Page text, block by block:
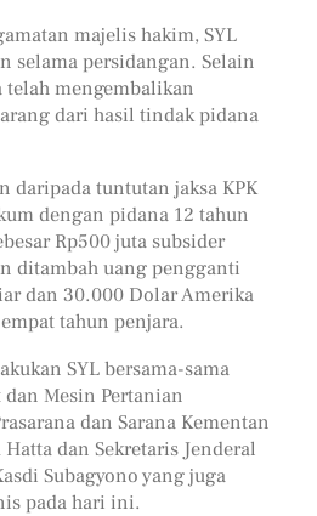
majelis hakim, SYL
selama persidangan. Selain
telah mengembalikan
dari hasil tindak pidana
tuntutan jaksa KPK
dengan pidana 12 tahun
Rp500 juta subsider
ditambah uang pengganti
dan 30.000 Dolar Amerika
tahun penjara.
SYL bersama-sama
Mesin Pertanian
dan Sarana Kementan
dan Sekretaris Jenderal
Subagyono yang juga
pada hari ini.